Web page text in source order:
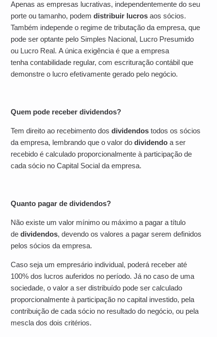
Apenas as empresas lucrativas, independentemente do seu
porte ou tamanho, podemdistribuir lucros aos sócios.
Também independe o regime de tributação da empresa, que
pode ser optante pelo Simples Nacional, Lucro Presumido
ou Lucro Real. A única exigência é que a empresa
tenha contabilidade regular, com escrituração contábil que
demonstre o lucro efetivamente gerado pelo negócio.
Quem pode receber dividendos?
Tem direito ao recebimento dosdividendos todos os sócios
da empresa, lembrando que o valor dodividendo a ser
recebido é calculado proporcionalmente à participação de
cada sócio no Capital Social da empresa.
Quanto pagar de dividendos?
Não existe um valor mínimo ou máximo a pagar a título
dedividendos, devendo os valores a pagar serem definidos
pelos sócios da empresa.
Caso seja um empresário individual, poderá receber até
100% dos lucros auferidos no período. Já no caso de uma
sociedade, o valor a ser distribuído pode ser calculado
proporcionalmente à participação no capital investido, pela
contribuição de cada sócio no resultado do negócio, ou pela
mescla dos dois critérios.